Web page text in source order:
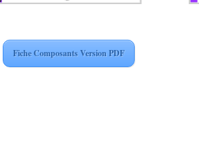
Fiche Composants Version PDF